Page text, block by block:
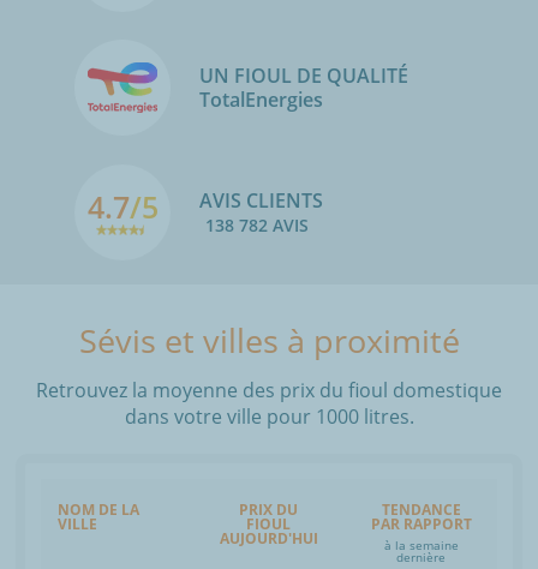
UN FIOUL DE QUALITÉ
TotalEnergies
4.7/5 AVIS CLIENTS
138 782 AVIS
Sévis et villes à proximité
Retrouvez la moyenne des prix du fioul domestique
dans votre ville pour 1000 litres.
NOM DE LA
VILLE
PRIX DU
FIOUL
AUJOURD'HUI
TENDANCE
PAR RAPPORT
à la semaine
dernière